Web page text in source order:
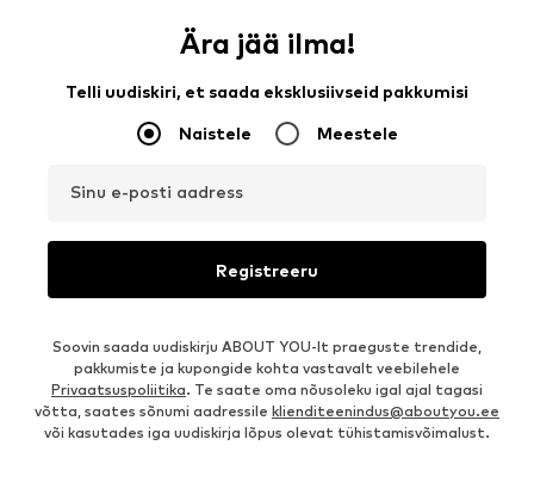
Ära jää ilma!
Telli uudiskiri, et saada eksklusiivseid pakkumisi
Naistele Meestele
Sinu e-posti aadress
Registreeru
Soovin saada uudiskirju ABOUT YOU-lt praeguste trendide,
pakkumiste ja kupongide kohta vastavalt veebilehele
Privaatsuspoliitika. Te saate oma nõusoleku igal ajal tagasi
võtta, saates sõnumi aadressile klienditeenindus@aboutyou.ee
või kasutades iga uudiskirja lõpus olevat tühistamisvõimalust.